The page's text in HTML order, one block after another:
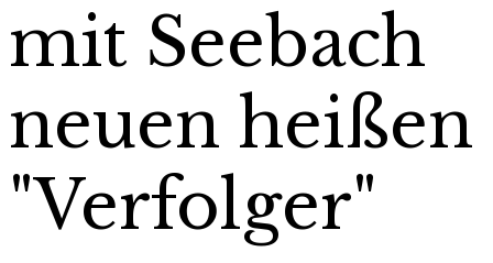
mit Seebach
neuen heißen
"Verfolger"